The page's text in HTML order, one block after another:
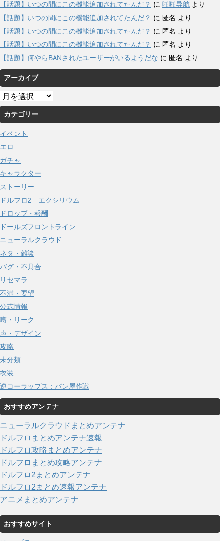
【話題】いつの間にこの機能追加されてたんだ？ に 啪啪导航 より
【話題】いつの間にこの機能追加されてたんだ？ に 匿名 より
【話題】いつの間にこの機能追加されてたんだ？ に 匿名 より
【話題】いつの間にこの機能追加されてたんだ？ に 匿名 より
【話題】何やらBANされたユーザーがいるようだな に 匿名 より
アーカイブ
ア
ー
カ
イ
ブ
カテゴリー
イベント
エロ
ガチャ
キャラクター
ストーリー
ドルフロ2 エクシリウム
ドロップ・報酬
ドールズフロントライン
ニューラルクラウド
ネタ・雑談
バグ・不具合
リセマラ
不満・要望
公式情報
噂・リーク
声・デザイン
攻略
未分類
衣装
逆コーラップス：パン屋作戦
おすすめアンテナ
ニューラルクラウドまとめアンテナ
ドルフロまとめアンテナ速報
ドルフロ攻略まとめアンテナ
ドルフロまとめ攻略アンテナ
ドルフロ2まとめアンテナ
ドルフロ2まとめ速報アンテナ
アニメまとめアンテナ
おすすめサイト